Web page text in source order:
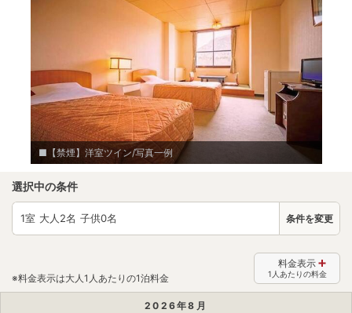
■【禁煙】洋室ツイン/写真一例
選択中の条件
1室 大人 2名 子供0名 条件を変更
※料金表示は大人1人あたりの1泊料金
料金表示
1人あたりの料金
2026年8 月